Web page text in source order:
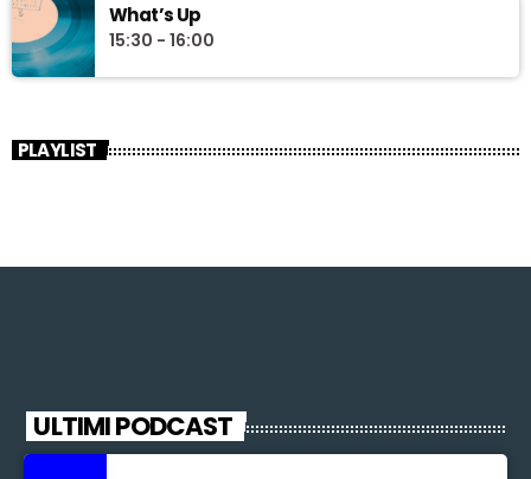
What’s Up
15:30 - 16:00
PLAYLIST
ULTIMI PODCAST